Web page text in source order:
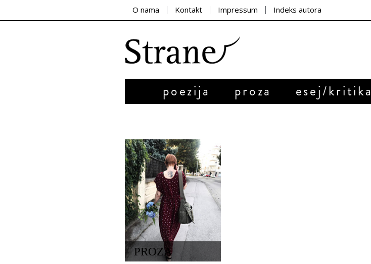
O nama Kontakt Impressum Indeks autora
poezija proza esej/kritika
PROZA